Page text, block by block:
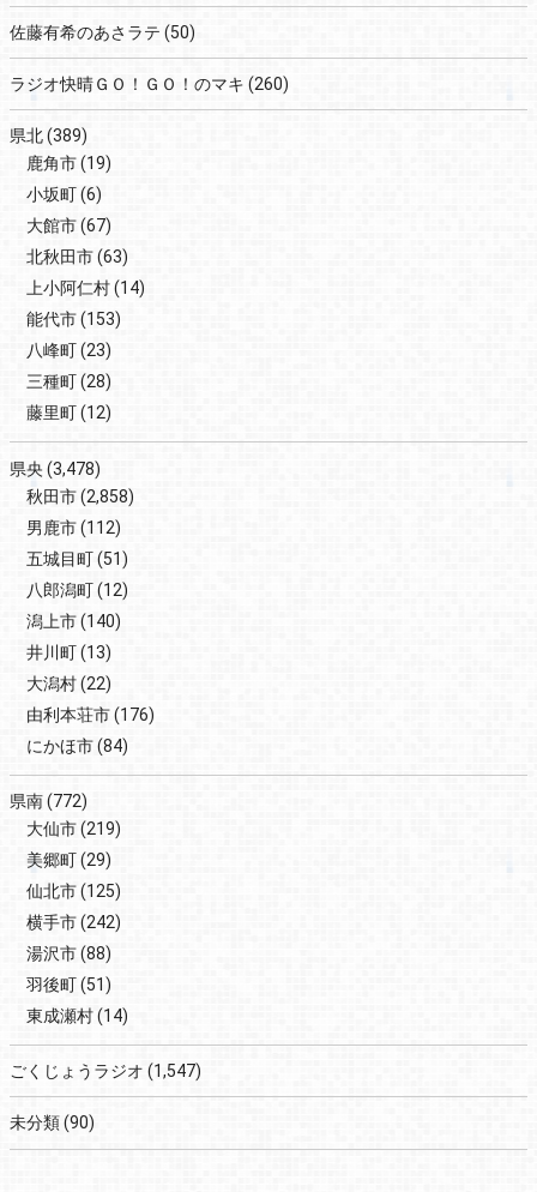
佐藤有希のあさラテ (50)
ラジオ快晴ＧＯ！ＧＯ！のマキ (260)
県北(389)
鹿角市(19)
小坂町(6)
大館市(67)
北秋田市(63)
上小阿仁村(14)
能代市(153)
八峰町(23)
三種町(28)
藤里町(12)
県央 (3,478)
秋田市(2,858)
男鹿市(112)
五城目町(51)
八郎潟町(12)
潟上市(140)
井川町(13)
大潟村(22)
由利本荘市(176)
にかほ市(84)
県南(772)
大仙市(219)
美郷町(29)
仙北市(125)
横手市(242)
湯沢市(88)
羽後町(51)
東成瀬村(14)
ごくじょうラジオ (1,547)
未分類(90)